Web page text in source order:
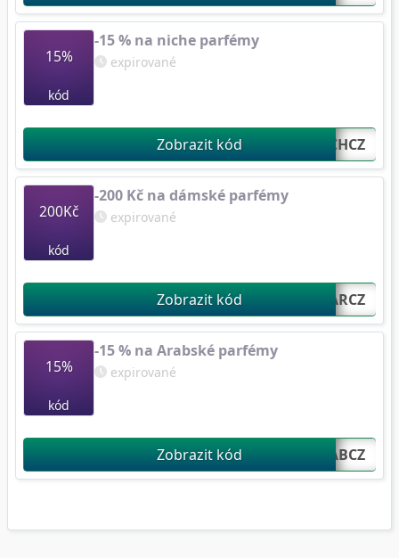
15%
kód
-15 % na niche parfémy
expirované
Zobrazit kód NICHCZ...
200Kč
kód
-200 Kč na dámské parfémy
expirované
Zobrazit kód WPARCZ...
15%
kód
-15 % na Arabské parfémy
expirované
Zobrazit kód FFPARABCZ...